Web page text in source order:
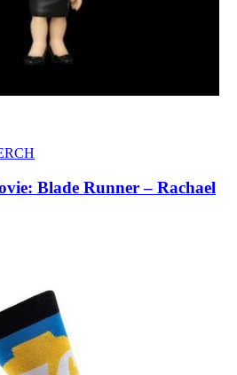
Blade Runner – Rachael